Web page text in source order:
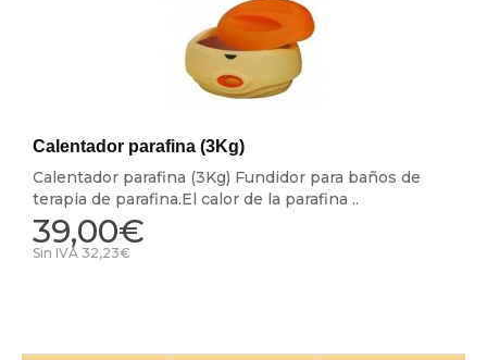
Calentador parafina (3Kg)
Calentador parafina (3Kg) Fundidor para baños de
terapia de parafina.El calor de la parafina ..
39,00€
Sin IVA 32,23€